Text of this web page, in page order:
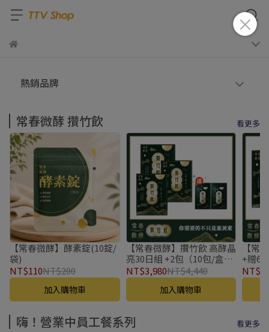
熱銷品牌
常春微酵 攢竹飲 看更多
【常春微酵】酵素錠(10錠/
袋)
NT$110NT$200
加入購物車
【常春微酵】攢竹飲 高酵晶
亮30日組 +2包（10包/盒）
(高酵晶亮.葉黃素.葉黃素飲.
酵素.漢方.金釵石斛.枸杞.3
大關鍵.晶亮管理師)
NT$3,980NT$4,440
加入購物車
【常
+贈6
晶亮.
石斛.
嗨！營業中員工餐系列 看更多